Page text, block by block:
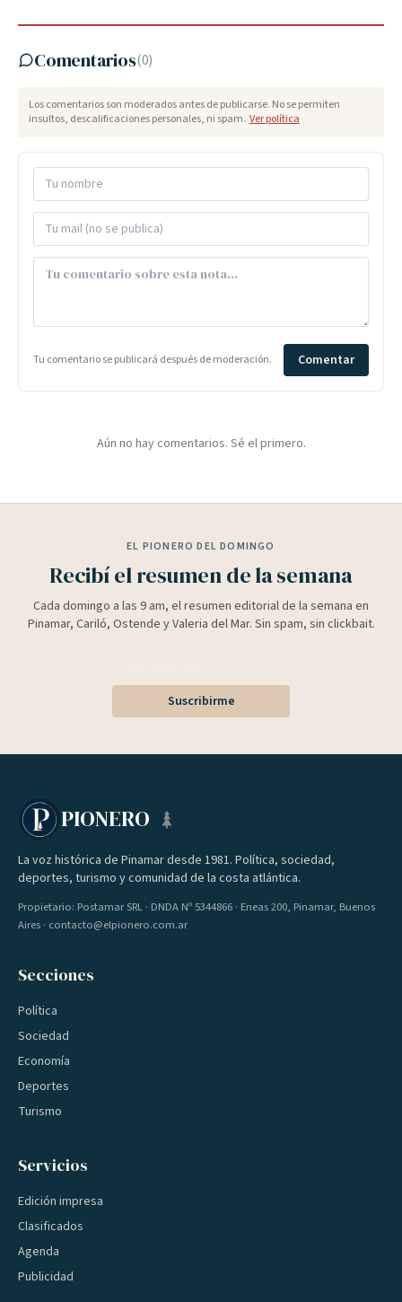
Comentarios(0)
Los comentarios son moderados antes de publicarse. No se permiten
insultos, descalificaciones personales, ni spam. Ver política
Tu comentario se publicará después de moderación. Comentar
Aún no hay comentarios. Sé el primero.
EL PIONERO DEL DOMINGO
Recibí el resumen de la semana
Cada domingo a las 9 am, el resumen editorial de la semana en
Pinamar, Cariló, Ostende y Valeria del Mar. Sin spam, sin clickbait.
Suscribirme
PIONERO
La voz histórica de Pinamar desde 1981. Política, sociedad,
deportes, turismo y comunidad de la costa atlántica.
Propietario: Postamar SRL · DNDA Nº 5344866 · Eneas 200, Pinamar, Buenos
Aires · contacto@elpionero.com.ar
Secciones
Política
Sociedad
Economía
Deportes
Turismo
Servicios
Edición impresa
Clasificados
Agenda
Publicidad